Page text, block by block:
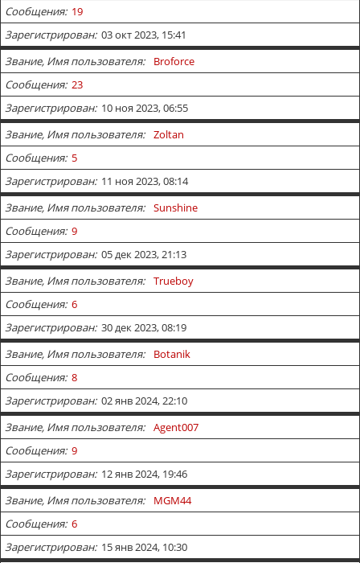
Сообщения 19
Зарегистрирован 03 окт 2023, 15:41
Звание, Имя пользователя
Broforce
Сообщения 23
Зарегистрирован 10 ноя 2023, 06:55
Звание, Имя пользователя
Zoltan
Сообщения 5
Зарегистрирован 11 ноя 2023, 08:14
Звание, Имя пользователя
Sunshine
Сообщения 9
Зарегистрирован 05 дек 2023, 21:13
Звание, Имя пользователя
Trueboy
Сообщения 6
Зарегистрирован 30 дек 2023, 08:19
Звание, Имя пользователя
Botanik
Сообщения 8
Зарегистрирован 02 янв 2024, 22:10
Звание, Имя пользователя
Agent007
Сообщения 9
Зарегистрирован 12 янв 2024, 19:46
Звание, Имя пользователя
MGM44
Сообщения 6
Зарегистрирован 15 янв 2024, 10:30